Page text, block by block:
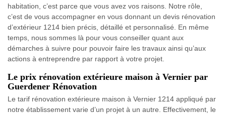
habitation, c’est parce que vous avez vos raisons. Notre rôle,
c’est de vous accompagner en vous donnant un devis rénovation
d’extérieur 1214 bien précis, détaillé et personnalisé. En même
temps, nous sommes là pour vous conseiller quant aux
démarches à suivre pour pouvoir faire les travaux ainsi qu’aux
actions à entreprendre par rapport à votre projet.
Le prix rénovation extérieure maison à Vernier par
Guerdener Rénovation
Le tarif rénovation extérieure maison à Vernier 1214 appliqué par
notre établissement varie d’un projet à un autre. Effectivement, le